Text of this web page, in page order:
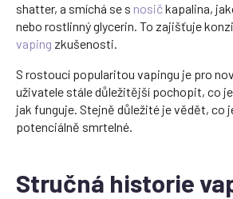
shatter, a smíchá se s nosičkapalina,
nebo rostlinný glycerin. To zajišťuje
vaping zkušenosti.
S rostoucí popularitou vapingu je pro
uživatele stále důležitější pochopit, co
jak funguje. Stejně důležité je vědět, co
potenciálně smrtelné.
Stručná historie